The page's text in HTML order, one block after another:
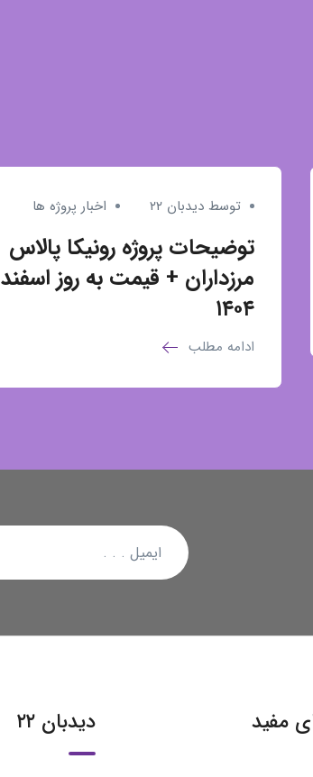
توسط دیدبان ۲۲ اخبار پروژه ها
توضیحات پروژه رونیکا پالاس
مرزداران + قیمت به روز اسفند
۱۴۰۴
ادامه مطلب
مفید دیدبان ۲۲